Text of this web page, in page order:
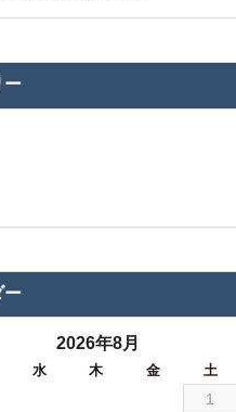
ー
ー
2026年8月
水 木 金 土
1